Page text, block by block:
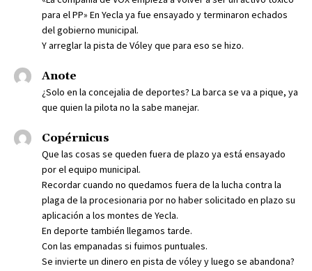
para el PP» En Yecla ya fue ensayado y terminaron echados
del gobierno municipal.
Y arreglar la pista de Vóley que para eso se hizo.
Anote
¿Solo en la concejalia de deportes? La barca se va a pique, ya
que quien la pilota no la sabe manejar.
Copérnicus
Que las cosas se queden fuera de plazo ya está ensayado
por el equipo municipal.
Recordar cuando no quedamos fuera de la lucha contra la
plaga de la procesionaria por no haber solicitado en plazo su
aplicación a los montes de Yecla.
En deporte también llegamos tarde.
Con las empanadas si fuimos puntuales.
Se invierte un dinero en pista de vóley y luego se abandona?